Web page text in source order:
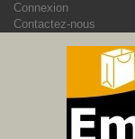
Connexion
Contactez-nous